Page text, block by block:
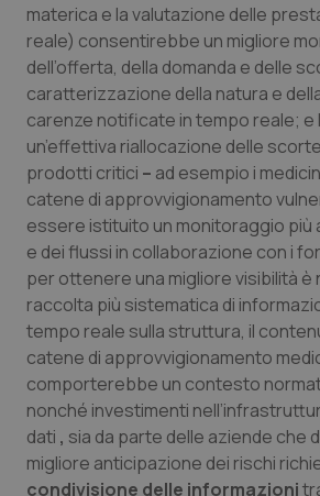
materica e la valutazione delle
reale) consentirebbe un migliore
dell’offerta, della domanda e delle
caratterizzazione della natura e
carenze notificate in tempo reale; e
un’effettiva riallocazione delle
prodotti critici – ad esempio i
catene di approvvigionamento
essere istituito un monitoraggio più
e dei flussi in collaborazione con i
per ottenere una migliore visibilità è
raccolta più sistematica di
tempo reale sulla struttura, il
catene di approvvigionamento
comporterebbe un contesto
nonché investimenti
dati , sia da parte delle aziende che
migliore anticipazione dei rischi
condivisione delle informazioni